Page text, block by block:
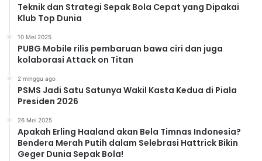
Teknik dan Strategi Sepak Bola Cepat yang Dipakai
Klub Top Dunia
10 Mei 2025
PUBG Mobile rilis pembaruan bawa ciri dan juga
kolaborasi Attack on Titan
2 minggu ago
PSMS Jadi Satu Satunya Wakil Kasta Kedua di Piala
Presiden 2026
26 Mei 2025
Apakah Erling Haaland akan Bela Timnas Indonesia?
Bendera Merah Putih dalam Selebrasi Hattrick Bikin
Geger Dunia Sepak Bola!